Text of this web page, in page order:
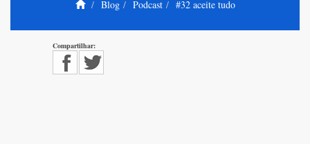
Blog Podcast #32 aceite tudo
Compartilhar: